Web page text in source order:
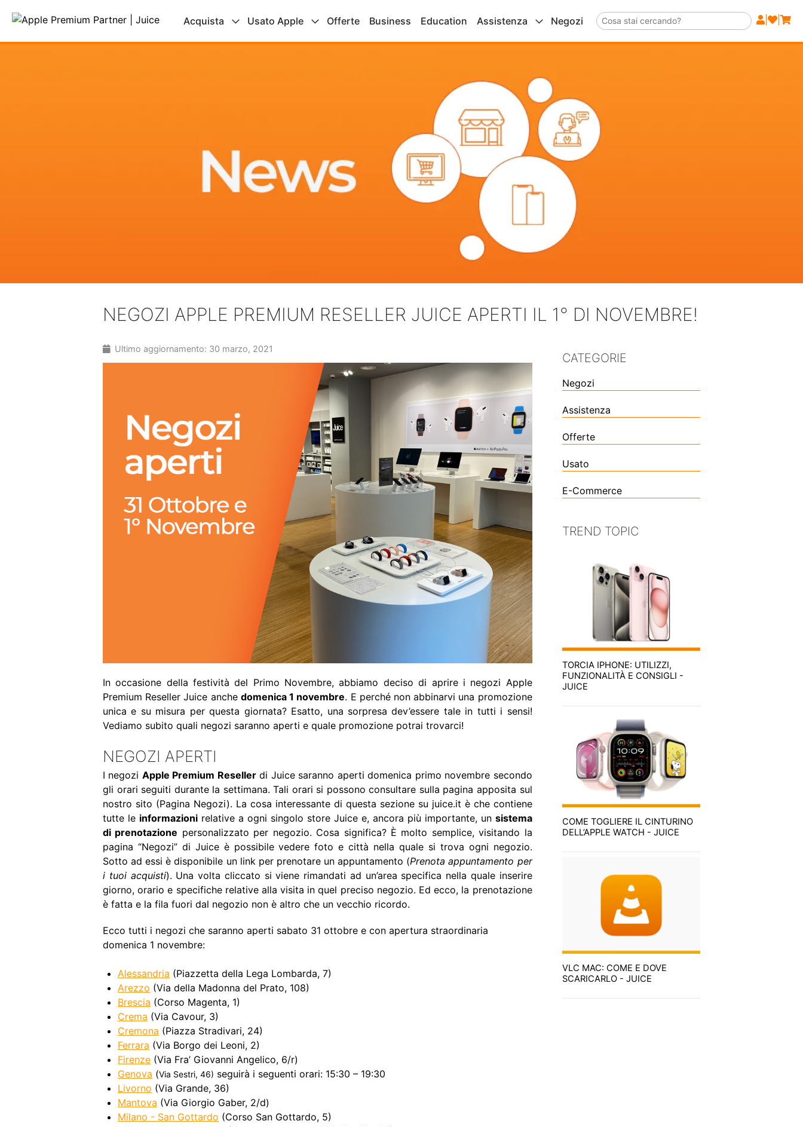
Acquista Usato Apple Offerte Business Education Assistenza Negozi | |
NEGOZI APPLE PREMIUM RESELLER JUICE APERTI IL 1° DI NOVEMBRE!
Ultimo aggiornamento: 30 marzo, 2021
In occasione della festività del Primo Novembre, abbiamo deciso di aprire i negozi Apple
Premium Reseller Juice anche domenica 1 novembre. E perché non abbinarvi una promozione
unica e su misura per questa giornata? Esatto, una sorpresa dev’essere tale in tutti i sensi!
Vediamo subito quali negozi saranno aperti e quale promozione potrai trovarci!
NEGOZI APERTI
I negozi Apple Premium Resellerdi Juice saranno aperti domenica primo novembre secondo
gli orari seguiti durante la settimana. Tali orari si possono consultare sulla pagina apposita sul
nostro sito (Pagina Negozi). La cosa interessante di questa sezione su juice.it è che contiene
tutte le informazionirelative a ogni singolo store Juice e, ancora più importante, un sistema
di prenotazione personalizzato per negozio. Cosa significa? È molto semplice, visitando la
pagina “Negozi” di Juice è possibile vedere foto e città nella quale si trova ogni negozio.
Sotto ad essi è disponibile un link per prenotare un appuntamento (Prenota appuntamento per
i tuoi acquisti). Una volta cliccato si viene rimandati ad un’area specifica nella quale inserire
giorno, orario e specifiche relative alla visita in quel preciso negozio. Ed ecco, la prenotazione
è fatta e la fila fuori dal negozio non è altro che un vecchio ricordo.
Ecco tutti i negozi che saranno aperti sabato 31 ottobre e con apertura straordinaria
domenica 1 novembre:
Alessandria (Piazzetta della Lega Lombarda, 7)
Arezzo (Via della Madonna del Prato, 108)
Brescia (Corso Magenta, 1)
Crema (Via Cavour, 3)
Cremona (Piazza Stradivari, 24)
Ferrara (Via Borgo dei Leoni, 2)
Firenze (Via Fra’ Giovanni Angelico, 6/r)
Genova (Via Sestri, 46) seguirà i seguenti orari: 15:30 – 19:30
Livorno (Via Grande, 36)
Mantova (Via Giorgio Gaber, 2/d)
Milano - San Gottardo (Corso San Gottardo, 5)
CATEGORIE
Negozi
Assistenza
Offerte
Usato
E-Commerce
TREND TOPIC
TORCIA IPHONE: UTILIZZI,
FUNZIONALITÀ E CONSIGLI -
JUICE
COME TOGLIERE IL CINTURINO
DELL’APPLE WATCH - JUICE
VLC MAC: COME E DOVE
SCARICARLO - JUICE